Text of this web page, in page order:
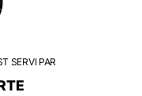
SERVI PAR